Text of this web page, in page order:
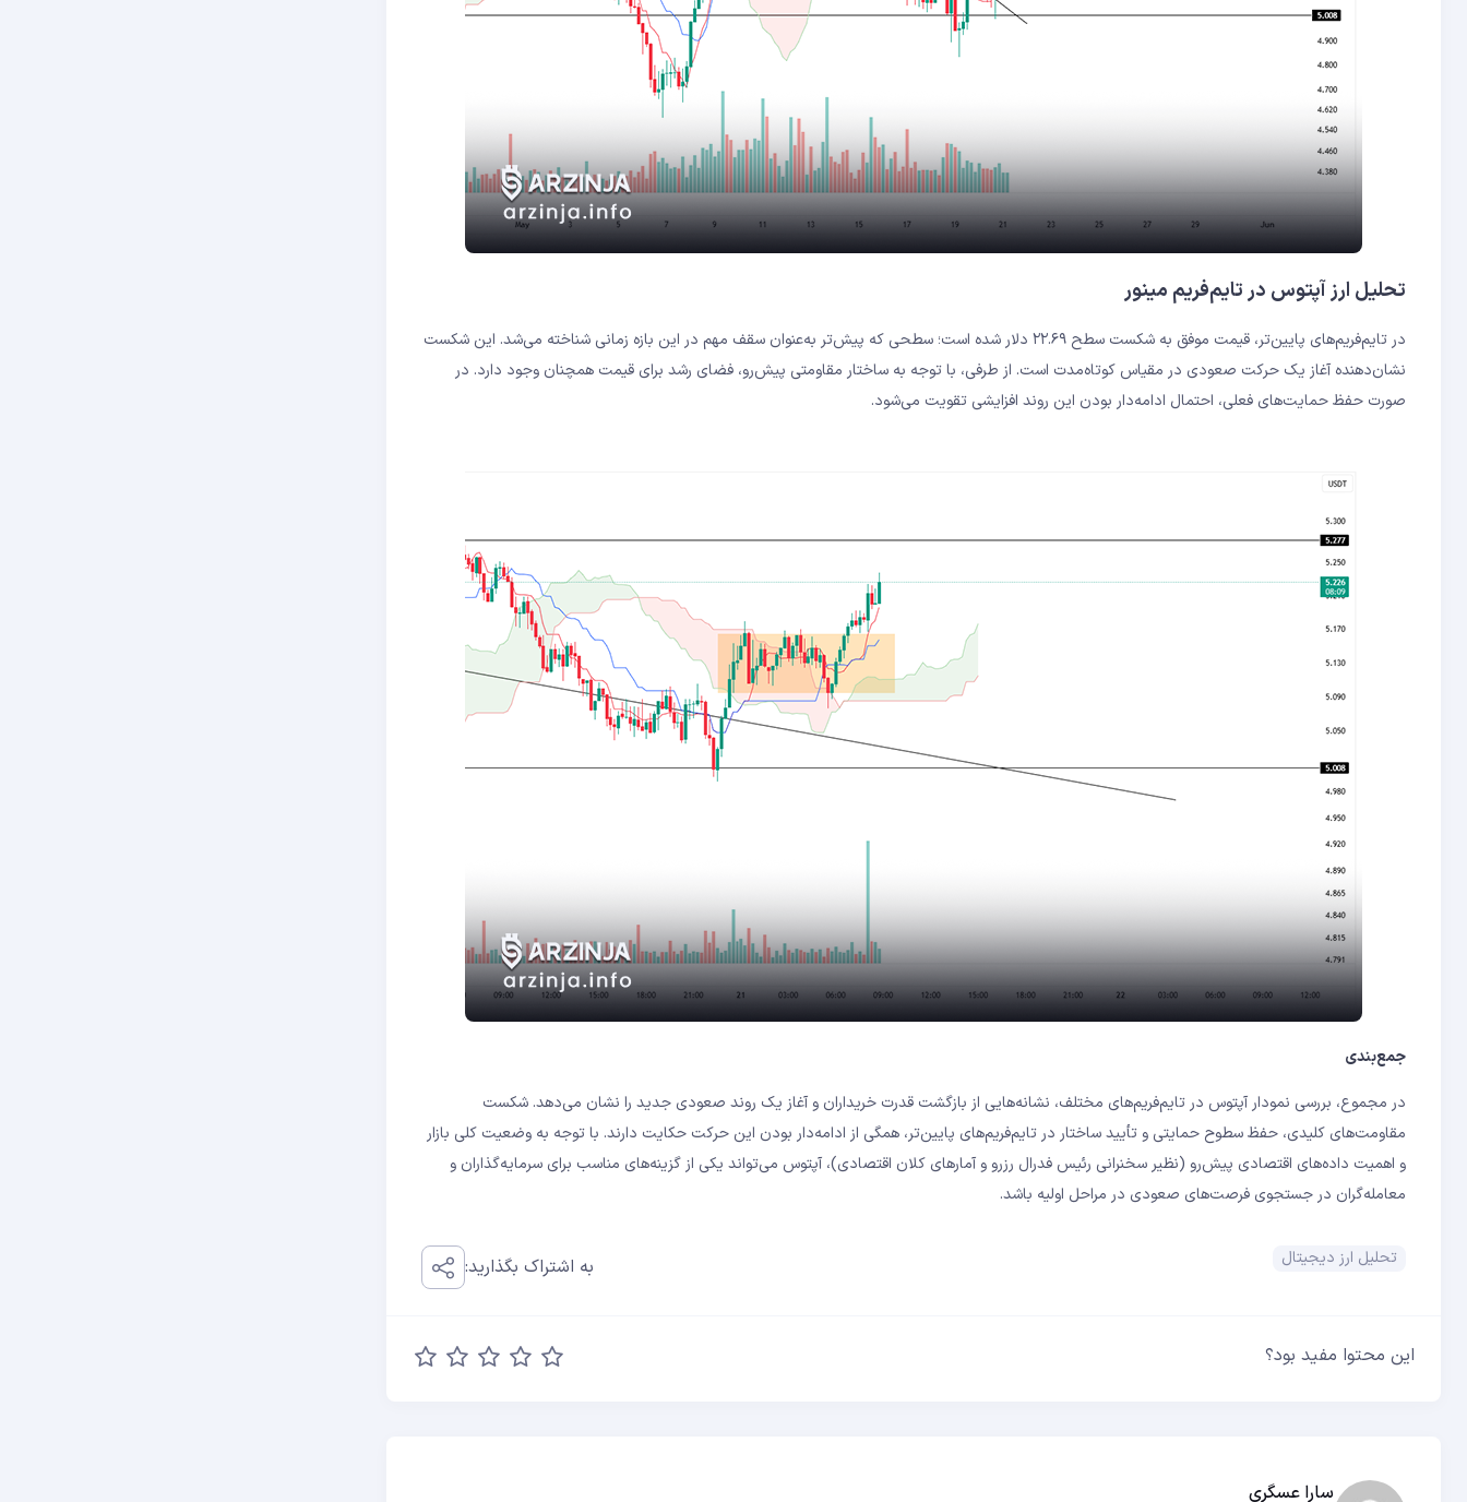
تحلیل ارز آپتوس در تایم‌فریم مینور
در تایم‌فریم‌های پایین‌تر، قیمت موفق به شکست سطح ۲۲.۶۹ دلار شده است؛ سطحی که پیش‌تر به‌عنوان سقف مهم در این بازه زمانی شناخته می‌شد. این شکست
نشان‌دهنده آغاز یک حرکت صعودی در مقیاس کوتاه‌مدت است. از طرفی، با توجه به ساختار مقاومتی پیش‌رو، فضای رشد برای قیمت همچنان وجود دارد. در
صورت حفظ حمایت‌های فعلی، احتمال ادامه‌دار بودن این روند افزایشی تقویت می‌شود.
جمع‌بندی
در مجموع، بررسی نمودار آپتوس در تایم‌فریم‌های مختلف، نشانه‌هایی از بازگشت قدرت خریداران و آغاز یک روند صعودی جدید را نشان می‌دهد. شکست
مقاومت‌های کلیدی، حفظ سطوح حمایتی و تأیید ساختار در تایم‌فریم‌های پایین‌تر، همگی از ادامه‌دار بودن این حرکت حکایت دارند. با توجه به وضعیت کلی بازار
و اهمیت داده‌های اقتصادی پیش‌رو (نظیر سخنرانی رئیس فدرال رزرو و آمارهای کلان اقتصادی)، آپتوس می‌تواند یکی از گزینه‌های مناسب برای سرمایه‌گذاران و
معامله‌گران در جستجوی فرصت‌های صعودی در مراحل اولیه باشد.
تحلیل ارز دیجیتال به اشتراک بگذارید:
این محتوا مفید بود؟
سارا عسگری